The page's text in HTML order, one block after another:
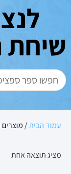
שיחת
עמוד הבית/
מציג תוצאה אחת